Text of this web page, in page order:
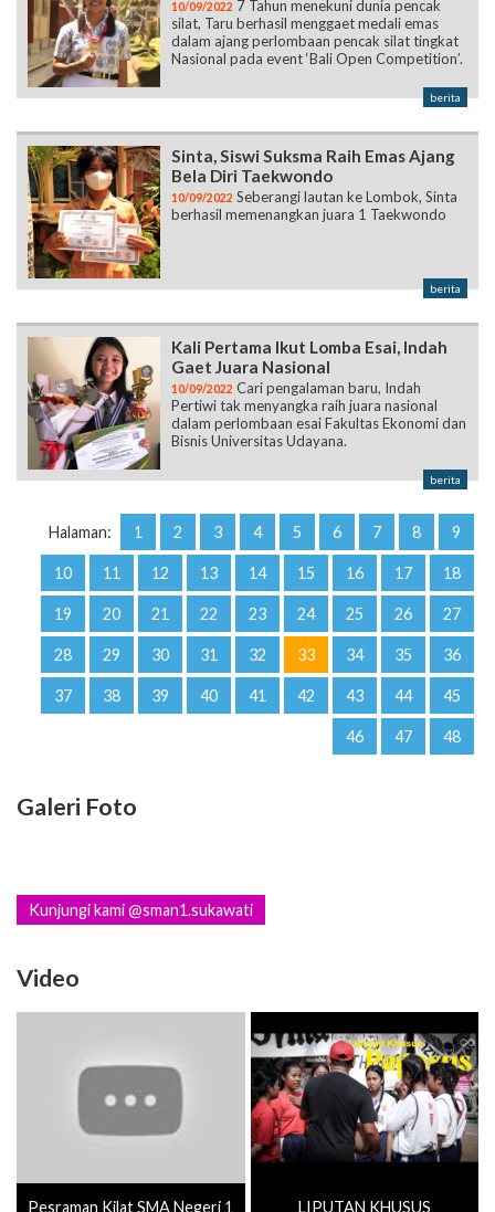
10/09/2022 7 Tahun menekuni dunia pencak
silat, Taru berhasil menggaet medali emas
dalam ajang perlombaan pencak silat tingkat
Nasional pada event ‘Bali Open Competition’.
berita
Sinta, Siswi Suksma Raih Emas Ajang
Bela Diri Taekwondo
10/09/2022 Seberangi lautan ke Lombok, Sinta
berhasil memenangkan juara 1 Taekwondo
berita
Kali Pertama Ikut Lomba Esai, Indah
Gaet Juara Nasional
10/09/2022 Cari pengalaman baru, Indah
Pertiwi tak menyangka raih juara nasional
dalam perlombaan esai Fakultas Ekonomi dan
Bisnis Universitas Udayana.
berita
Halaman: 1 2 3 4 5 6 7 8 9
10 11 12 13 14 15 16 17 18
19 20 21 22 23 24 25 26 27
28 29 30 31 32 33 34 35 36
37 38 39 40 41 42 43 44 45
46 47 48
Galeri Foto
Kunjungi kami @sman1.sukawati
Video
Pesraman Kilat SMA Negeri 1
LIPUTAN KHUSUS